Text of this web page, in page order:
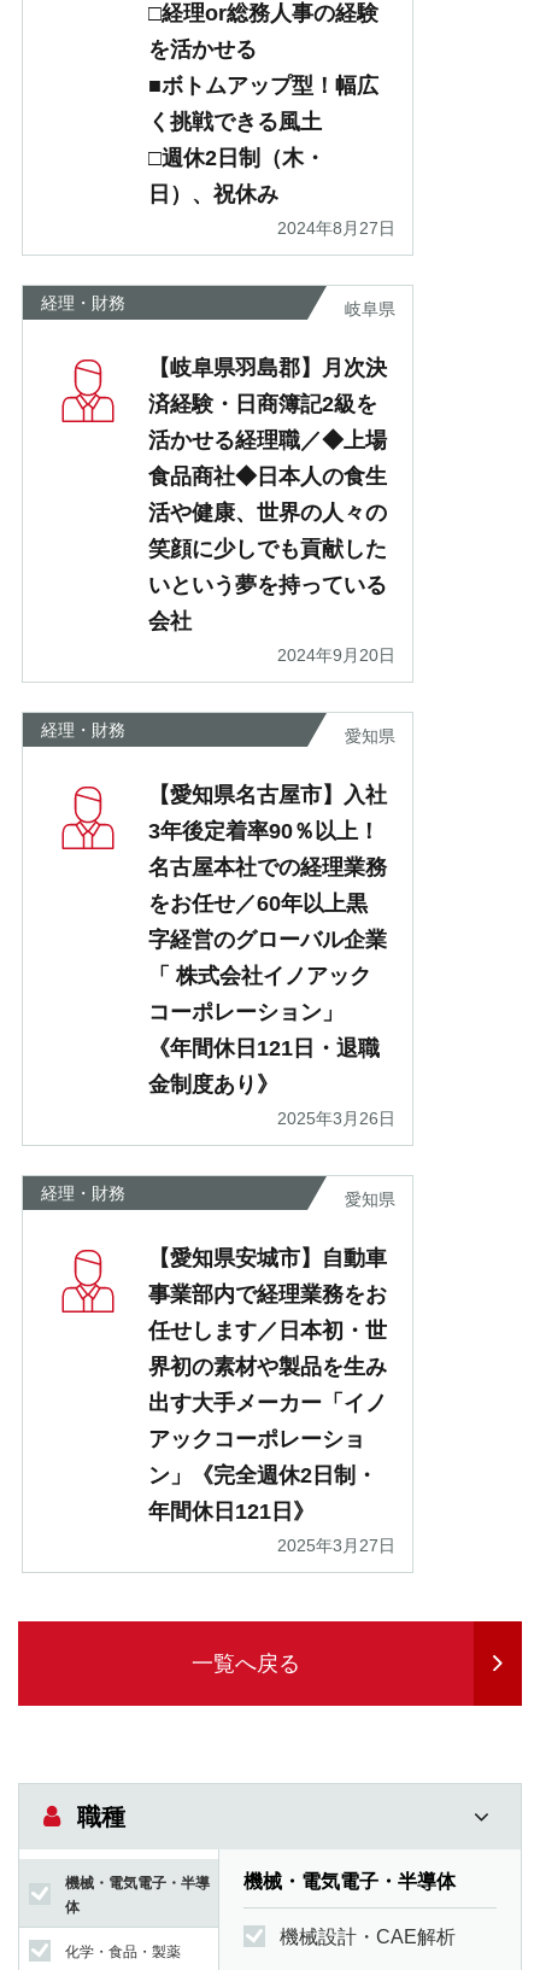
□経理or総務人事の経験
を活かせる
■ボトムアップ型！幅広
く挑戦できる風土
□週休2日制（木・
日）、祝休み
2024年8月27日
経理・財務 岐阜県
【岐阜県羽島郡】月次決
済経験・日商簿記2級を
活かせる経理職／◆上場
食品商社◆日本人の食生
活や健康、世界の人々の
笑顔に少しでも貢献した
いという夢を持っている
会社
2024年9月20日
経理・財務 愛知県
【愛知県名古屋市】入社
3年後定着率90％以上！
名古屋本社での経理業務
をお任せ／60年以上黒
字経営のグローバル企業
「 株式会社イノアック
コーポレーション」
《年間休日121日・退職
金制度あり》
2025年3月26日
経理・財務 愛知県
【愛知県安城市】自動車
事業部内で経理業務をお
任せします／日本初・世
界初の素材や製品を生み
出す大手メーカー「イノ
アックコーポレーショ
ン」《完全週休2日制・
年間休日121日》
2025年3月27日
一覧へ戻る
職種
機械・電気電子・半導
体
化学・食品・製薬
機械・電気電子・半導体
機械設計・CAE解析